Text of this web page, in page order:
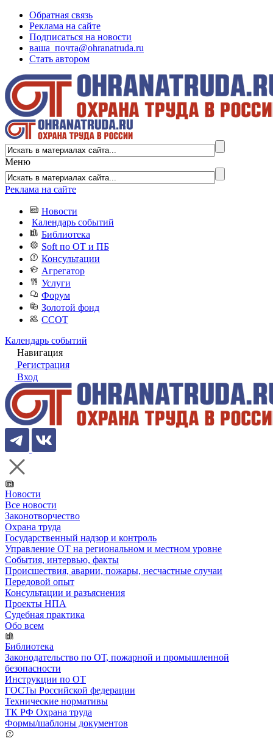
Обратная связь
Реклама на сайте
Подписаться на новости
ваша_почта@ohranatruda.ru
Стать автором
Меню
Реклама на сайте
Новости
Календарь событий
Библиотека
Soft по ОТ и ПБ
Консультации
Агрегатор
Услуги
Форум
Золотой фонд
ССОТ
Календарь событий
Навигация
Регистрация
Вход
Новости
Все новости
Законотворчество
Охрана труда
Государственный надзор и контроль
Управление ОТ на региональном и местном уровне
События, интервью, факты
Происшествия, аварии, пожары, несчастные случаи
Передовой опыт
Консультации и разъяснения
Проекты НПА
Судебная практика
Обо всем
Библиотека
Законодательство по ОТ, пожарной и промышленной
безопасности
Инструкции по ОТ
ГОСТы Российской федерации
Технические нормативы
ТК РФ Охрана труда
Формы/шаблоны документов